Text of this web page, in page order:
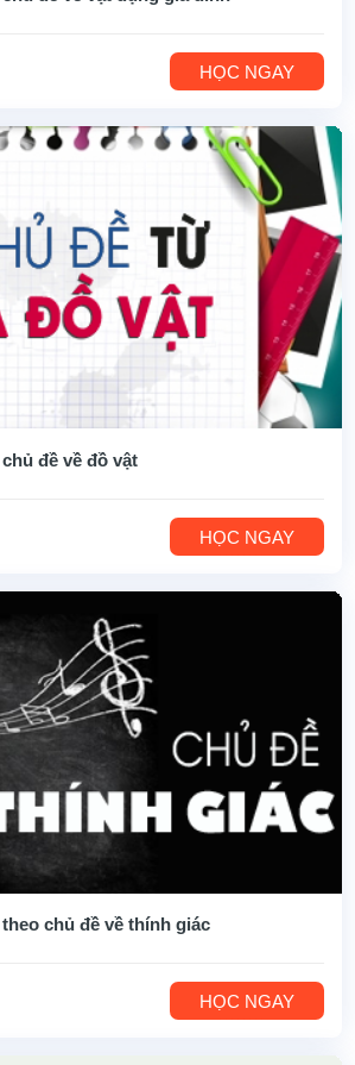
HỌC NGAY
đề về đồ vật
HỌC NGAY
chủ đề về thính giác
HỌC NGAY